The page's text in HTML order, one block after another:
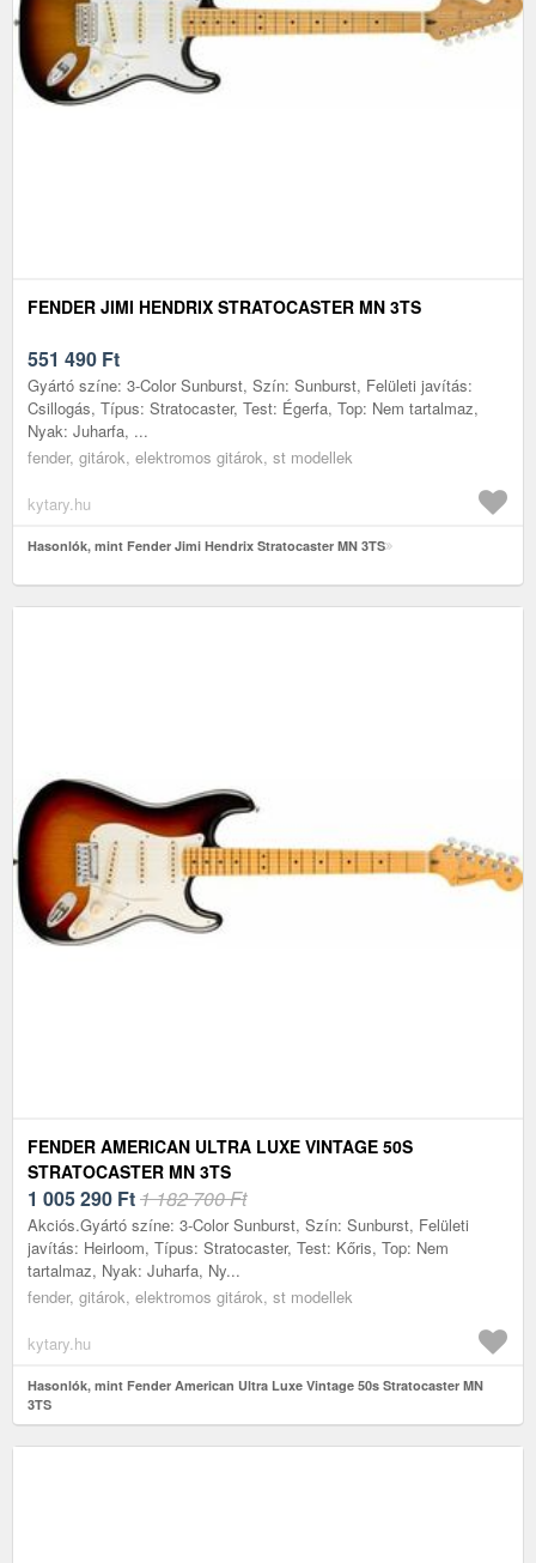
FENDER JIMI HENDRIX STRATOCASTER MN 3TS
551 490 Ft
Gyártó színe: 3-Color Sunburst, Szín: Sunburst, Felületi javítás:
Csillogás, Típus: Stratocaster, Test: Égerfa, Top: Nem tartalmaz,
Nyak: Juharfa, ...
fender, gitárok, elektromos gitárok, st modellek
kytary.hu
Hasonlók, mint Fender Jimi Hendrix Stratocaster MN 3TS
FENDER AMERICAN ULTRA LUXE VINTAGE 50S
STRATOCASTER MN 3TS
1 005 290 Ft1 182 700 Ft
Akciós.Gyártó színe: 3-Color Sunburst, Szín: Sunburst, Felületi
javítás: Heirloom, Típus: Stratocaster, Test: Kőris, Top: Nem
tartalmaz, Nyak: Juharfa, Ny...
fender, gitárok, elektromos gitárok, st modellek
kytary.hu
Hasonlók, mint Fender American Ultra Luxe Vintage 50s Stratocaster MN
3TS